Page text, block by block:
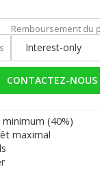
Remboursement du
CONTACTEZ-NOUS
(40%)
maximal